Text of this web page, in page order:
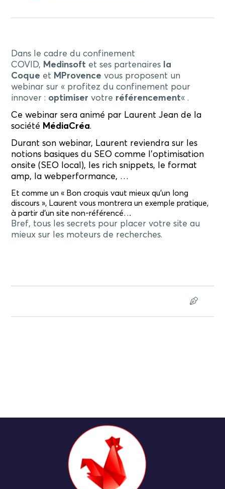
Dans le cadre du confinement
COVID, Medinsoft et ses partenaires
la
Coque et MProvence vous proposent un
webinar sur « profitez du confinement pour
innover : optimiser votre référencement« .
Ce webinar sera animé par Laurent Jean de la
société MédiaCréa.
Durant son webinar, Laurent reviendra sur les
notions basiques du SEO comme
l’optimisation
onsite (SEO local), les rich snippets, le format
amp, la webperformance, …
Et comme un « Bon croquis vaut mieux qu’un long
discours », Laurent vous montrera un exemple pratique,
à partir d’un site non-référencé…
Bref, tous les secrets pour placer votre site au
mieux sur les moteurs de recherches.